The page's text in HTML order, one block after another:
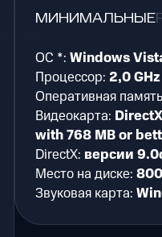
МИНИМАЛЬНЫЕ
ОС *:Windows
Процессор:2,0
Оперативная
Видеокарта:
with 768 MB or
DirectX: версии
Место на диске:
Звуковая карта: